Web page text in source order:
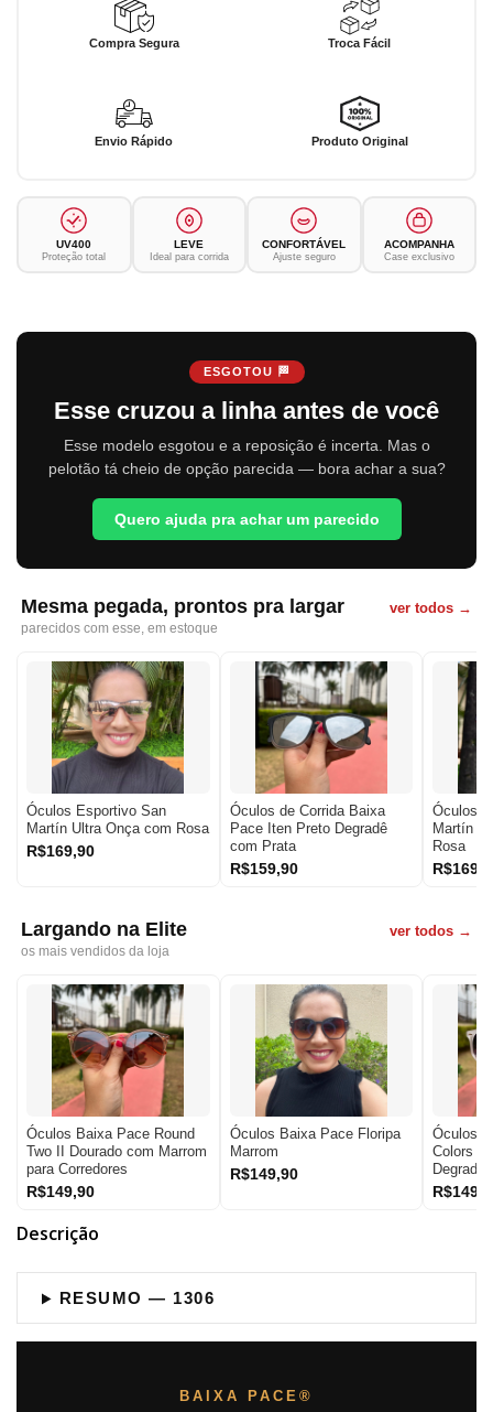
Compra Segura Troca Fácil
Envio Rápido Produto Original
UV400
Proteção total
LEVE
Ideal para corrida
CONFORTÁVEL
Ajuste seguro
ACOMPANHA
Case exclusivo
ESGOTOU 🏁
Esse cruzou a linha antes de você
Esse modelo esgotou e a reposição é incerta. Mas o
pelotão tá cheio de opção parecida — bora achar a sua?
Quero ajuda pra achar um parecido
Mesma pegada, prontos pra largar
parecidos com esse, em estoque
ver todos →
Óculos Esportivo San
Martín Ultra Onça com Rosa
R$169,90
Óculos de Corrida Baixa
Pace Iten Preto Degradê
com Prata
R$159,90
Óculos
Martín
Rosa
Largando na Elite
os mais vendidos da loja
ver todos →
Óculos Baixa Pace Round
Two II Dourado com Marrom
para Corredores
R$149,90
Óculos Baixa Pace Floripa
Marrom
R$149,90
Óculos
Colors
Degradê
Descrição
RESUMO — 1306
BAIXA PACE®